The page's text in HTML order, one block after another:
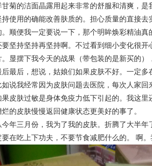
甘菊的洁面晶露用起来非常的舒服和清爽，是
持使用的确能改善肤质的。担心质量的直接
。顺便我一定要说一下，那个明眸焕彩精油
要坚持坚持再坚持啊。不过看到细小变化很
。显摆下我今天的战果（带包装的是新买的）
后最后，想说，姑娘们如果皮肤不好。一定多
如说我经常因为皮肤问题去医院，每次人家
果皮肤过敏是身体免疫力低下引起的。我这
烂的皮肤慢慢返回健康状态更美好的事了。
今年三月份，我为了我的皮肤。折腾了大半
要在吃上下功夫，不要节食减肥什么的。 啊